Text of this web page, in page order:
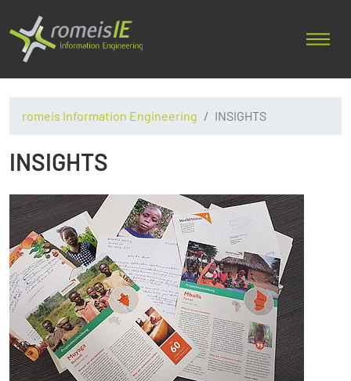
romeis Information Engineering INSIGHTS
INSIGHTS